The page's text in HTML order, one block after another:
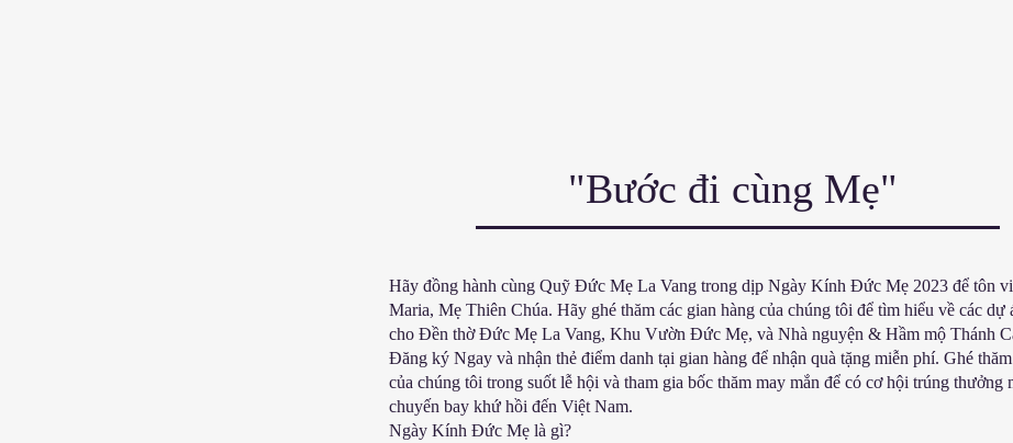
"Bước đi cùng Mẹ"
Hãy đồng hành cùng Quỹ Đức Mẹ La Vang trong dịp Ngày Kính Đức Mẹ 2023 để tôn
Maria, Mẹ Thiên Chúa. Hãy ghé thăm các gian hàng của chúng tôi để tìm hiểu về các dự
cho Đền thờ Đức Mẹ La Vang, Khu Vườn Đức Mẹ, và Nhà nguyện & Hầm mộ Thánh
Đăng ký Ngay và nhận thẻ điểm danh tại gian hàng để nhận quà tặng miễn phí. Ghé
của chúng tôi trong suốt lễ hội và tham gia bốc thăm may mắn để có cơ hội trúng thưởng
chuyến bay khứ hồi đến Việt Nam.
Ngày Kính Đức Mẹ là gì?